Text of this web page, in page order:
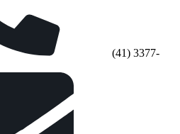
(41) 3377-